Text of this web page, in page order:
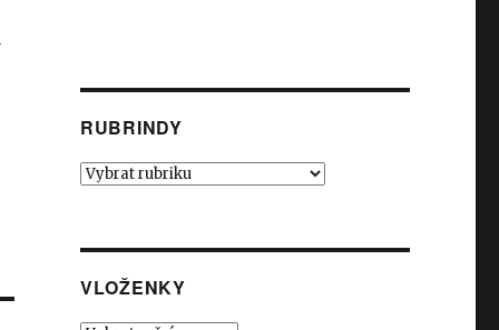
RUBRINDY
Rubrindy
VLOŽENKY